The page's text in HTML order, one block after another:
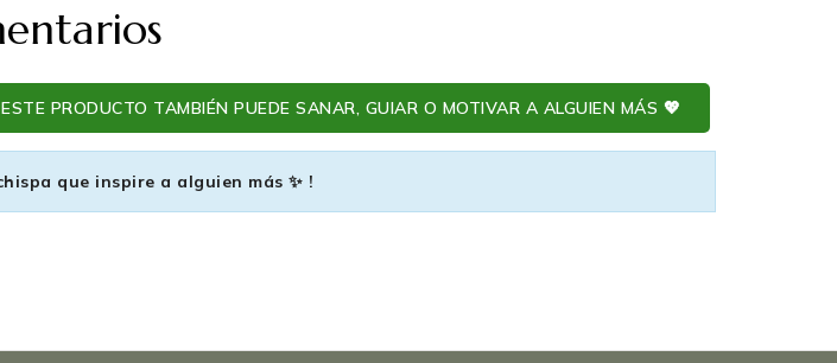
PRODUCTO TAMBIÉN PUEDE SANAR, GUIAR O MOTIVAR A ALGUIEN MÁS 💖
que inspire a alguien más ✨ !